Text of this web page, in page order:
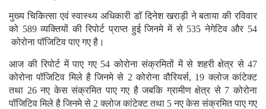
मुख्य चिकित्सा एवं स्वास्थ्य अधिकारी डॉ दिनेश खराड़ी ने बताया की रविवार
को 589 व्यक्तियों की रिपोर्ट प्राप्त हुई जिनमे में से 535 नेगेटिव और 54
कोरोना पॉजिटिव पाए गए है।
आज की रिपोर्ट में पाए गए 54 कोरोना संक्रमितों में से शहरी क्षेत्र से 47
कोरोना पॉजिटिव मिले है जिनमे से 2 कोरोना वौरियर्स, 19 क्लोज कांटेक्ट
तथा 26 नए केस संक्रमित पाए गए है जबकि ग्रामीण क्षेत्र से 7 कोरोना
पॉजिटिव मिले है जिनमे से 2 क्लोज कांटेक्ट तथा 5 नए केस संक्रमित पाए गए